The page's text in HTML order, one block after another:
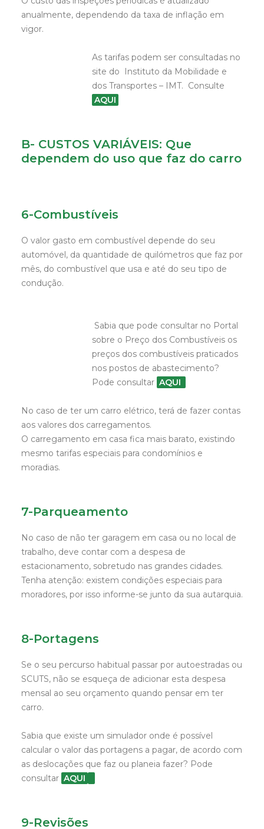
anualmente, dependendo da taxa de inflação em
vigor.
As tarifas podem ser consultadas no
site do Instituto da Mobilidade e
dos Transportes – IMT. Consulte
AQUI
B- CUSTOS VARIÁVEIS: Que
dependem do uso que faz do carro
6-Combustíveis
O valor gasto em combustível depende do seu
automóvel, da quantidade de quilómetros que faz por
mês, do combustível que usa e até do seu tipo de
condução.
Sabia que pode consultar no Portal
sobre o Preço dos Combustíveis os
preços dos combustíveis praticados
nos postos de abastecimento?
Pode consultar AQUI
No caso de ter um carro elétrico, terá de fazer contas
aos valores dos carregamentos.
O carregamento em casa fica mais barato, existindo
mesmo tarifas especiais para condomínios e
moradias.
7-Parqueamento
No caso de não ter garagem em casa ou no local de
trabalho, deve contar com a despesa de
estacionamento, sobretudo nas grandes cidades.
Tenha atenção: existem condições especiais para
moradores, por isso informe-se junto da sua autarquia.
8-Portagens
Se o seu percurso habitual passar por autoestradas ou
SCUTS, não se esqueça de adicionar esta despesa
mensal ao seu orçamento quando pensar em ter
carro.
Sabia que existe um simulador onde é possível
calcular o valor das portagens a pagar, de acordo com
as deslocações que faz ou planeia fazer? Pode
consultar AQUI
9-Revisões